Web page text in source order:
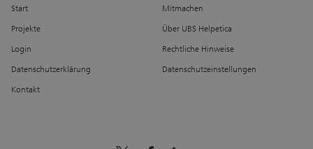
Start Mitmachen
Projekte Über UBS Helpetica
Login Rechtliche Hinweise
Datenschutzerklärung Datenschutzeinstellungen
Kontakt